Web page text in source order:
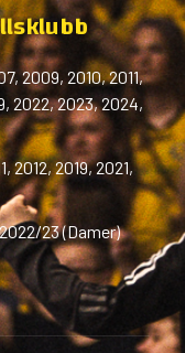
2009, 2010, 2011,
2022, 2023, 2024,
2012, 2019, 2021,
23 (Damer)